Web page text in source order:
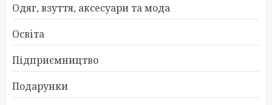
Одяг, взуття, аксесуари та мода
Освіта
Підприємництво
Подарунки